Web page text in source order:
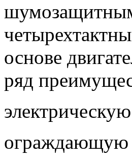
основе
ряд
ограждающую